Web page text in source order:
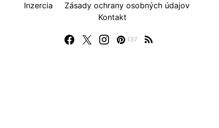
137
Inzercia
Zásady ochrany osobných údajov
Kontakt